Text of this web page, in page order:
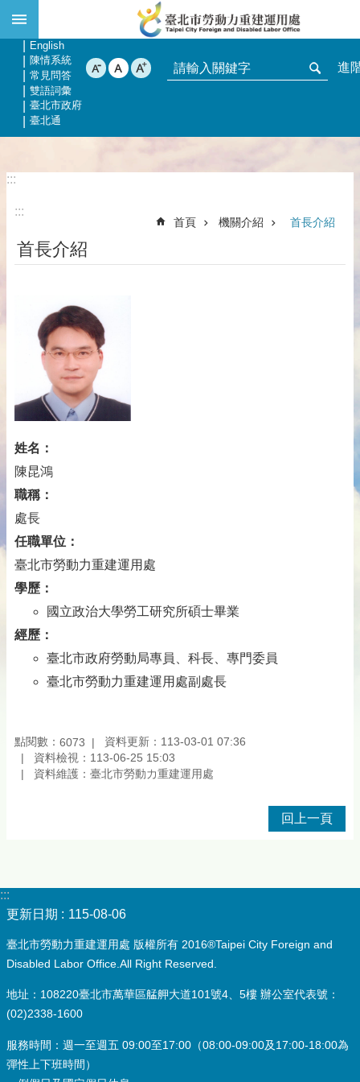
跳到主要內容區塊
網站導覽
English
陳情系統
常見問答
雙語詞彙
臺北市政府
臺北通
進
:::
:::
首頁 機關介紹 首長介紹
首長介紹
姓名：
陳昆鴻
職稱：
處長
任職單位：
臺北市勞動力重建運用處
學歷：
國立政治大學勞工研究所碩士畢業
經歷：
臺北市政府勞動局專員、科長、專門委員
臺北市勞動力重建運用處副處長
點閱數： 6073
資料更新：113-03-01 07:36
資料檢視：113-06-25 15:03
資料維護：臺北市勞動力重建運用處
回上一頁
:::
更新日期
115-08-06
臺北市勞動力重建運用處 版權所有 2016®Taipei City Foreign and
Disabled Labor Office.All Right Reserved.
地址：108220臺北市萬華區艋舺大道101號4、5樓 辦公室代表號：
(02)2338-1600
服務時間：週一至週五 09:00至17:00（08:00-09:00及17:00-18:00為
彈性上下班時間）